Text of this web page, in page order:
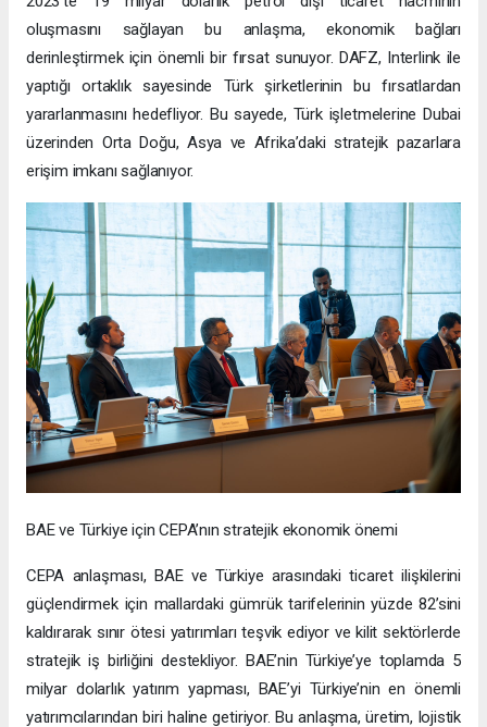
oluşmasını sağlayan bu anlaşma, ekonomik bağları
derinleştirmek için önemli bir fırsat sunuyor. DAFZ, Interlink ile
yaptığı ortaklık sayesinde Türk şirketlerinin bu fırsatlardan
yararlanmasını hedefliyor. Bu sayede, Türk işletmelerine Dubai
üzerinden Orta Doğu, Asya ve Afrika’daki stratejik pazarlara
erişim imkanı sağlanıyor.
BAE ve Türkiye için CEPA’nın stratejik ekonomik önemi
CEPA anlaşması, BAE ve Türkiye arasındaki ticaret ilişkilerini
güçlendirmek için mallardaki gümrük tarifelerinin yüzde 82’sini
kaldırarak sınır ötesi yatırımları teşvik ediyor ve kilit sektörlerde
stratejik iş birliğini destekliyor. BAE’nin Türkiye’ye toplamda 5
milyar dolarlık yatırım yapması, BAE’yi Türkiye’nin en önemli
yatırımcılarından biri haline getiriyor. Bu anlaşma, üretim, lojistik